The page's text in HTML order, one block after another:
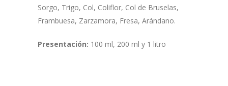
Sorgo, Trigo, Col, Coliflor, Col de Bruselas,
Frambuesa, Zarzamora, Fresa, Arándano.
Presentación: 100 ml, 200 ml y 1 litro